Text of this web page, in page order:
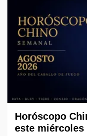
Horóscopo
este miércoles